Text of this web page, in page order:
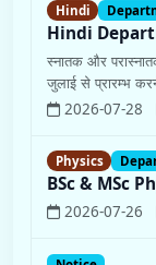
Physics
BSc & MSc
2026-07-26
अत्यावश्यक सूचना :
मनोविज्ञान, प्राणि
पर बची हुई सीटों